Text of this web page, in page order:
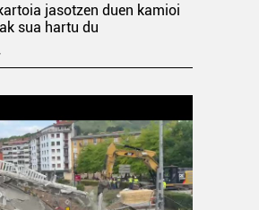
jasotzen duen kamioi
sua hartu du